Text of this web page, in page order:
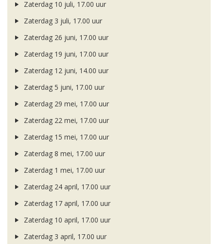
Zaterdag 10 juli, 17.00 uur
Zaterdag 3 juli, 17.00 uur
Zaterdag 26 juni, 17.00 uur
Zaterdag 19 juni, 17.00 uur
Zaterdag 12 juni, 14.00 uur
Zaterdag 5 juni, 17.00 uur
Zaterdag 29 mei, 17.00 uur
Zaterdag 22 mei, 17.00 uur
Zaterdag 15 mei, 17.00 uur
Zaterdag 8 mei, 17.00 uur
Zaterdag 1 mei, 17.00 uur
Zaterdag 24 april, 17.00 uur
Zaterdag 17 april, 17.00 uur
Zaterdag 10 april, 17.00 uur
Zaterdag 3 april, 17.00 uur